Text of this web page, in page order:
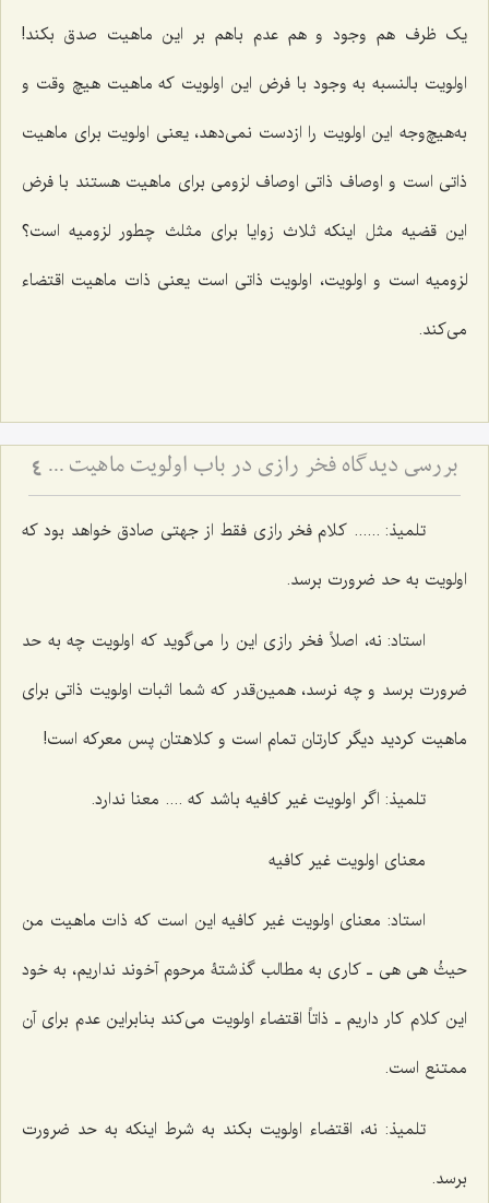
یک ظرف هم وجود و هم عدم باهم بر این ماهیت صدق بکند!
اولویت بالنسبه به وجود با فرض این اولویت که ماهیت هیچ وقت و
به‌هیچ‌وجه این اولویت را ازدست نمی‌دهد، یعنی اولویت برای ماهیت
ذاتی است و اوصاف ذاتی اوصاف لزومی برای ماهیت هستند با فرض
این قضیه مثل اینکه ثلاث زوایا برای مثلث چطور لزومیه است؟
لزومیه است و اولویت، اولویت ذاتی است یعنی ذات ماهیت اقتضاء
می‌کند.
بررسی دیدگاه فخر رازی در باب اولویت ماهیت - تحلیل نسبت میان اولویت وجود و امتناع عدم در فلسفه 4
تلمیذ: ...... کلام فخر رازی فقط از جهتی صادق خواهد بود که
اولویت به حد ضرورت برسد.
استاد: نه، اصلاً فخر رازی این را می‌گوید که اولویت چه به حد
ضرورت برسد و چه نرسد، همین‌قدر که شما اثبات اولویت ذاتی برای
ماهیت کردید دیگر کارتان تمام است و کلاهتان پس معرکه است!
تلمیذ: اگر اولویت غیر کافیه باشد که .... معنا ندارد.
معنای اولویت غیر کافیه
استاد: معنای اولویت غیر کافیه این است که ذات ماهیت من
حیثُ هی هی ـ کاری به مطالب گذشتۀ مرحوم آخوند نداریم، به خود
این کلام کار داریم ـ ذاتاً اقتضاء اولویت می‌کند بنابراین عدم برای آن
ممتنع است.
تلمیذ: نه، اقتضاء اولویت بکند به شرط اینکه به حد ضرورت
برسد.